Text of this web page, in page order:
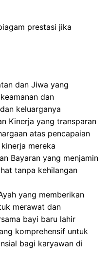
prestasi jika
dan Jiwa yang
dan
keluarganya
Kinerja yang transparan
atas pencapaian
mereka
Bayaran yang menjamin
tanpa kehilangan
yang memberikan
merawat dan
bayi baru lahir
komprehensif untuk
bagi karyawan di